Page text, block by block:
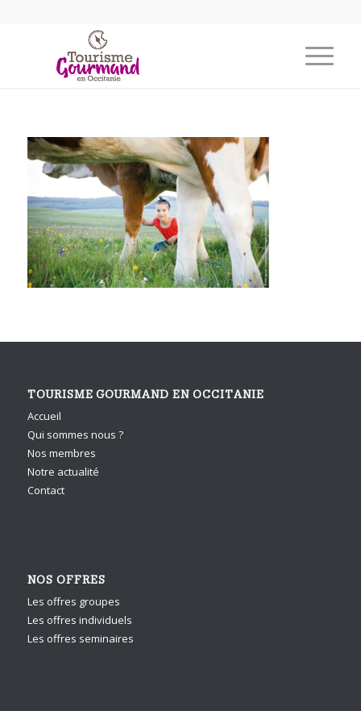
TOURISME GOURMAND EN OCCITANIE
Accueil
Qui sommes nous ?
Nos membres
Notre actualité
Contact
NOS OFFRES
Les offres groupes
Les offres individuels
Les offres seminaires